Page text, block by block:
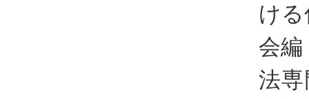
け
会
法